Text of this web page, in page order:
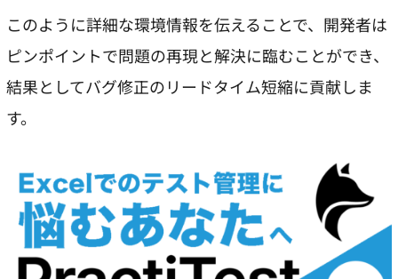
このように詳細な環境情報を伝えることで、開発者は
ピンポイントで問題の再現と解決に臨むことができ、
結果としてバグ修正のリードタイム短縮に貢献しま
す。